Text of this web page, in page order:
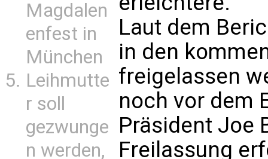
Magdalen
enfest in
München
Leihmutte
r soll
gezwunge
n werden,
Laut dem
in den
freigelassen
noch vor dem
Präsident Joe
Freilassung